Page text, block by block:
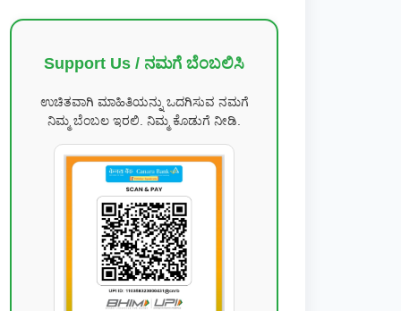
Support Us / ನಮಗೆ ಬೆಂಬಲಿಸಿ
ಉಚಿತವಾಗಿ ಮಾಹಿತಿಯನ್ನು ಒದಗಿಸುವ ನಮಗೆ
ನಿಮ್ಮ ಬೆಂಬಲ ಇರಲಿ. ನಿಮ್ಮ ಕೊಡುಗೆ ನೀಡಿ.